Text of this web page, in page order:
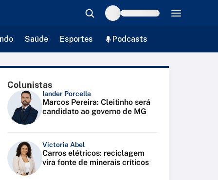
Saúde Esportes Podcasts
Colunistas
Iander Porcella
Marcos Pereira: Cleitinho será
candidato ao governo de MG
Victoria Abel
Carros elétricos: reciclagem
vira fonte de minerais críticos